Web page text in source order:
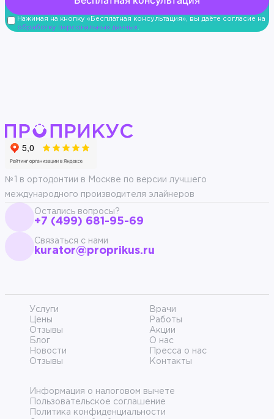
Нажимая на кнопку «Бесплатная консультация», вы даёте согласие на
обработку персональных данных.
№1 в ортодонтии в Москве по версии лучшего
международного производителя элайнеров
Остались вопросы?
+7 (499) 681-95-69
Связаться с нами
kurator@proprikus.ru
Услуги
Врачи
Цены
Работы
Отзывы
Акции
Блог
О нас
Новости
Пресса о нас
Отзывы
Контакты
Информация о налоговом вычете
Пользовательское соглашение
Политика конфиденциальности